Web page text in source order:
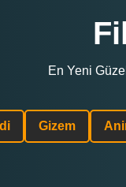
En Yeni
Gizem